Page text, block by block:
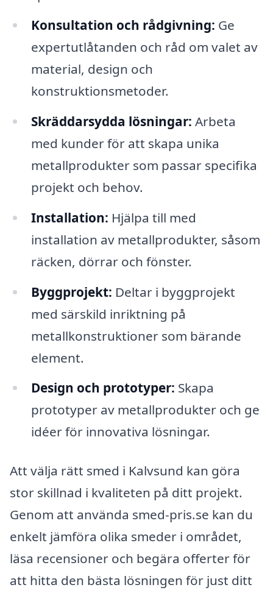
Konsultation och rådgivning: Ge
expertutlåtanden och råd om valet av
material, design och
konstruktionsmetoder.
Skräddarsydda lösningar: Arbeta
med kunder för att skapa unika
metallprodukter som passar specifika
projekt och behov.
Installation: Hjälpa till med
installation av metallprodukter, såsom
räcken, dörrar och fönster.
Byggprojekt: Deltar i byggprojekt
med särskild inriktning på
metallkonstruktioner som bärande
element.
Design och prototyper: Skapa
prototyper av metallprodukter och ge
idéer för innovativa lösningar.
Att välja rätt smed i Kalvsund kan göra
stor skillnad i kvaliteten på ditt projekt.
Genom att använda smed-pris.se kan du
enkelt jämföra olika smeder i området,
läsa recensioner och begära offerter för
att hitta den bästa lösningen för just ditt